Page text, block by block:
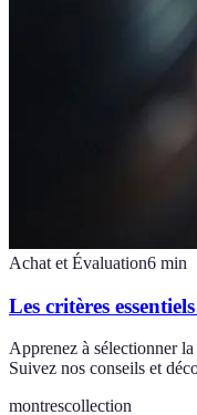
Achat et Évaluation6 min
Les critères
Apprenez à sélectionner
Suivez nos conseils et
montrescollection